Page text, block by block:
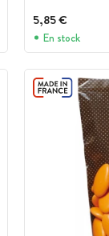
5,85 €
En stock